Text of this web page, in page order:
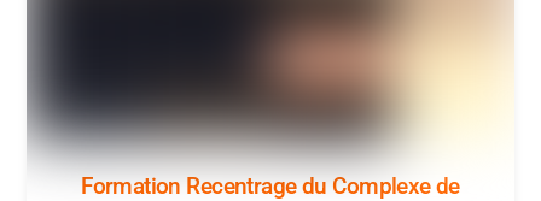
Formation Recentrage du Complexe de